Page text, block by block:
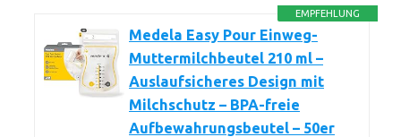
EMPFEHLUNG
Medela Easy Pour Einweg-
Muttermilchbeutel 210 ml –
Auslaufsicheres Design mit
Milchschutz – BPA-freie
Aufbewahrungsbeutel – 50er